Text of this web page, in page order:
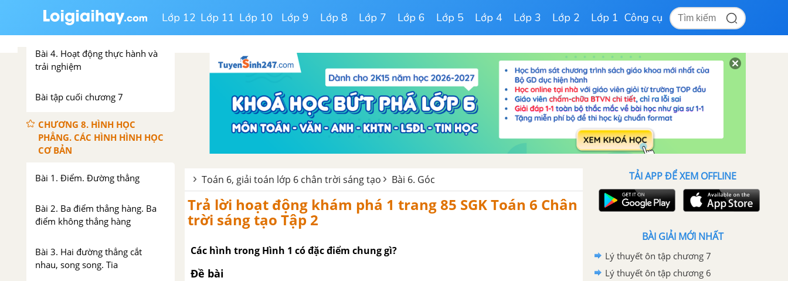
Lớp 12 Lớp 11 Lớp 10 Lớp 9 Lớp 8 Lớp 7 Lớp 6 Lớp 5 Lớp 4 Lớp 3 Lớp 2 Lớp 1 Công cụ
Bài 3. Vai trò của tính đối xứng
trong thế giới tự nhiên
Bài 4. Hoạt động thực hành và
trải nghiệm
Bài tập cuối chương 7
CHƯƠNG 8. HÌNH HỌC
PHẲNG. CÁC HÌNH HÌNH HỌC
CƠ BẢN
Bài 1. Điểm. Đường thẳng
Bài 2. Ba điểm thẳng hàng. Ba
điểm không thẳng hàng
Bài 3. Hai đường thẳng cắt
nhau, song song. Tia
Toán 6, giải toán lớp 6 chân trời sáng tạo Bài 6. Góc
Trả lời hoạt động khám phá 1 trang 85 SGK Toán 6 Chân
trời sáng tạo Tập 2
Các hình trong Hình 1 có đặc điểm chung gì?
Đề bài
TẢI APP ĐỂ XEM OFFLINE
BÀI GIẢI MỚI NHẤT
Lý thuyết ôn tập chương 7
Lý thuyết ôn tập chương 6